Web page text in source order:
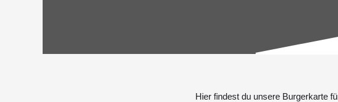
Hier findest du unsere Burgerkarte